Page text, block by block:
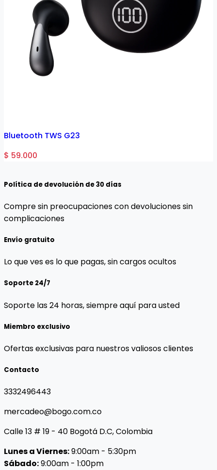
Bluetooth TWS G23
$ 59.000
Política de devolución de 30 días
Compre sin preocupaciones con devoluciones sin
complicaciones
Envío gratuito
Lo que ves es lo que pagas, sin cargos ocultos
Soporte 24/7
Soporte las 24 horas, siempre aquí para usted
Miembro exclusivo
Ofertas exclusivas para nuestros valiosos clientes
Contacto
3332496443
mercadeo@bogo.com.co
Calle 13 # 19 - 40 Bogotá D.C, Colombia
Lunes a Viernes:9:00am - 5:30pm
Sábado:9:00am - 1:00pm